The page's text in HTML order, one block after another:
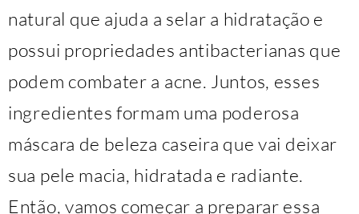
natural que ajuda a selar a hidratação e
possui propriedades antibacterianas que
podem combater a acne. Juntos, esses
ingredientes formam uma poderosa
máscara de beleza caseira que vai deixar
sua pele macia, hidratada e radiante.
Então, vamos começar a preparar essa